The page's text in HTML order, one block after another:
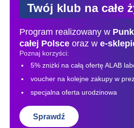
Twój klub na całe
Program realizowany w
całej Polsce oraz w e-
Poznaj korzyści:
5% zniżki na całą ofertę ALAB
voucher na kolejne zakupy w
specjalna oferta urodzinowa
Sprawdź